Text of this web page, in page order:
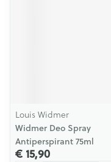
Louis Widmer
Widmer Deo Spray
Antiperspirant 75ml
€ 15,90